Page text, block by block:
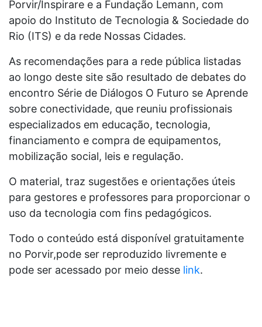
Porvir/Inspirare e a Fundação Lemann, com
apoio do Instituto de Tecnologia & Sociedade do
Rio (ITS) e da rede Nossas Cidades.
As recomendações para a rede pública listadas
ao longo deste site são resultado de debates do
encontro Série de Diálogos O Futuro se Aprende
sobre conectividade, que reuniu profissionais
especializados em educação, tecnologia,
financiamento e compra de equipamentos,
mobilização social, leis e regulação.
O material, traz sugestões e orientações úteis
para gestores e professores para proporcionar o
uso da tecnologia com fins pedagógicos.
Todo o conteúdo está disponível gratuitamente
no Porvir,pode ser reproduzido livremente e
pode ser acessado por meio desse link.